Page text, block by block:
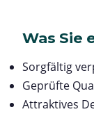
Was Sie
Sorgfältig
Geprüfte
Attraktives